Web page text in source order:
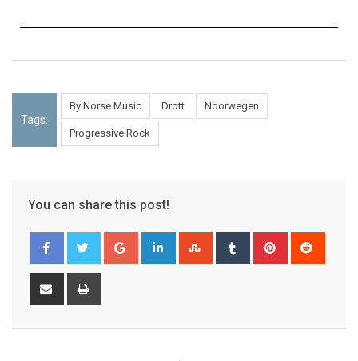
Tags:
By Norse Music Drott Noorwegen
Progressive Rock
You can share this post!